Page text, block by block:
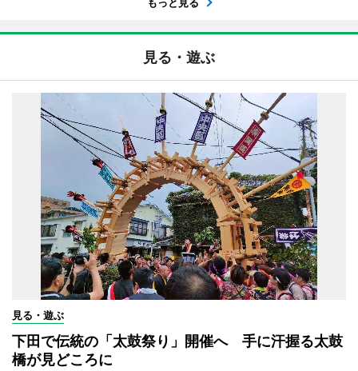
見る・遊ぶ
見る・遊ぶ
下田で伝統の「太鼓祭り」開催へ 手に汗握る太鼓
橋が見どころに